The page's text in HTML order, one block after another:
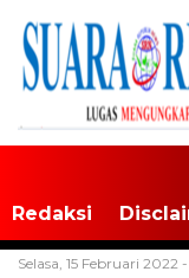
Redaksi
Selasa, 15 Februari 2022